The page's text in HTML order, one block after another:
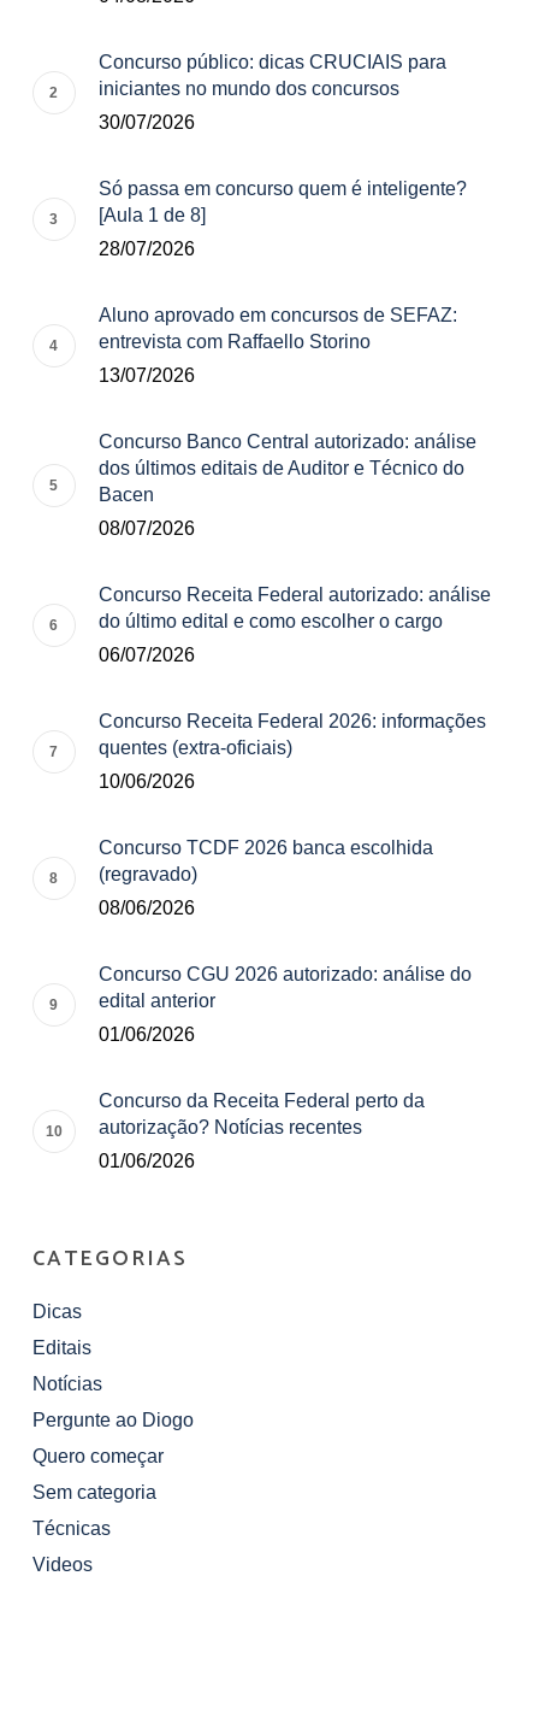
Concurso público: dicas CRUCIAIS para
iniciantes no mundo dos concursos
30/07/2026
Só passa em concurso quem é inteligente?
[Aula 1 de 8]
28/07/2026
Aluno aprovado em concursos de SEFAZ:
entrevista com Raffaello Storino
13/07/2026
Concurso Banco Central autorizado: análise
dos últimos editais de Auditor e Técnico do
Bacen
08/07/2026
Concurso Receita Federal autorizado: análise
do último edital e como escolher o cargo
06/07/2026
Concurso Receita Federal 2026: informações
quentes (extra-oficiais)
10/06/2026
Concurso TCDF 2026 banca escolhida
(regravado)
08/06/2026
Concurso CGU 2026 autorizado: análise do
edital anterior
01/06/2026
Concurso da Receita Federal perto da
autorização? Notícias recentes
01/06/2026
CATEGORIAS
Dicas
Editais
Notícias
Pergunte ao Diogo
Quero começar
Sem categoria
Técnicas
Videos